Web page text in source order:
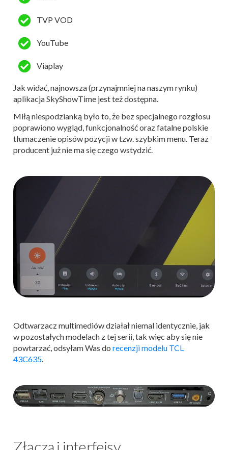
TVP VOD
YouTube
Viaplay
Jak widać, najnowsza (przynajmniej na naszym rynku)
aplikacja SkyShowTime jest też dostępna.
Miłą niespodzianką było to, że bez specjalnego rozgłosu
poprawiono wygląd, funkcjonalność oraz fatalne polskie
tłumaczenie opisów pozycji w tzw. szybkim menu. Teraz
producent już nie ma się czego wstydzić.
Odtwarzacz multimediów działał niemal identycznie, jak
w pozostałych modelach z tej serii, tak więc aby się nie
powtarzać, odsyłam Was do recenzji modelu TCL
43C635.